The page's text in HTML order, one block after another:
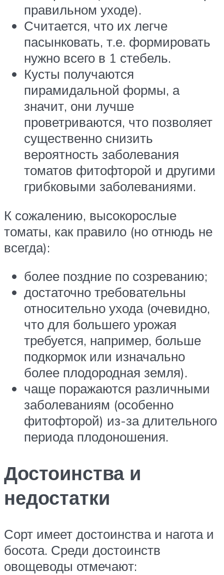
правильном уходе).
Считается, что их легче
пасынковать, т.е. формировать
нужно всего в 1 стебель.
Кусты получаются
пирамидальной формы, а
значит, они лучше
проветриваются, что позволяет
существенно снизить
вероятность заболевания
томатов фитофторой и другими
грибковыми заболеваниями.
К сожалению, высокорослые
томаты, как правило (но отнюдь не
всегда):
более поздние по созреванию;
достаточно требовательны
относительно ухода (очевидно,
что для большего урожая
требуется, например, больше
подкормок или изначально
более плодородная земля).
чаще поражаются различными
заболеваниям (особенно
фитофторой) из-за длительного
периода плодоношения.
Достоинства и
недостатки
Сорт имеет достоинства и нагота и
босота. Среди достоинств
овощеводы отмечают: